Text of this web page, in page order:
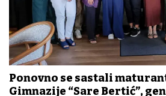
Ponovno se sastali
Gimnazije “Sare Bertić”,